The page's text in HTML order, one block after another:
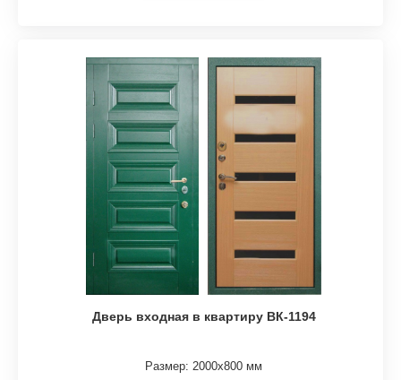
Дверь входная в квартиру ВК-1194
Размер: 2000х800 мм